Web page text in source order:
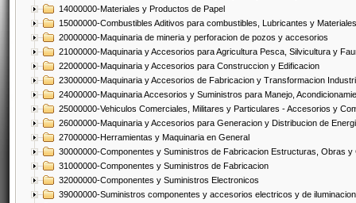
14000000-Materiales y Productos de Papel
15000000-Combustibles Aditivos para combustibles, Lubricantes y
20000000-Maquinaria de mineria y perforacion de pozos y accesorios
21000000-Maquinaria y Accesorios para Agricultura Pesca, Silvicultura y
22000000-Maquinaria y Accesorios para Construccion y Edificacion
23000000-Maquinaria y Accesorios de Fabricacion y Transformacion
24000000-Maquinaria Accesorios y Suministros para Manejo,
25000000-Vehiculos Comerciales, Militares y Particulares - Accesorios y
26000000-Maquinaria y Accesorios para Generacion y Distribucion de
27000000-Herramientas y Maquinaria en General
30000000-Componentes y Suministros de Fabricacion Estructuras, Obras
31000000-Componentes y Suministros de Fabricacion
32000000-Componentes y Suministros Electronicos
39000000-Suministros componentes y accesorios electricos y de iluminacion